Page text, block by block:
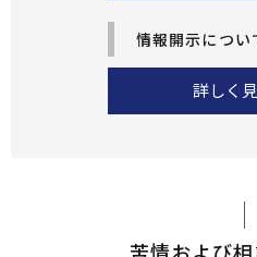
情報開示につい
詳しく